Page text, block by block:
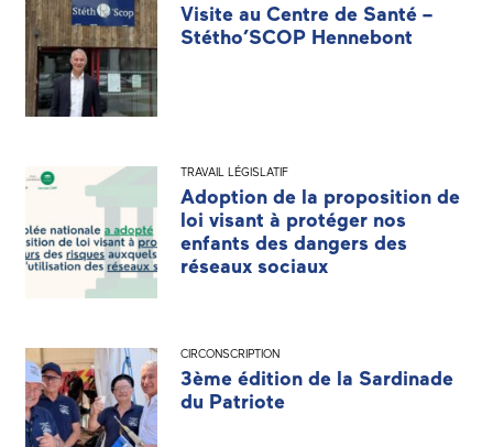
Visite au Centre de Santé –
Stétho’SCOP Hennebont
TRAVAIL LÉGISLATIF
Adoption de la proposition de
loi visant à protéger nos
enfants des dangers des
réseaux sociaux
CIRCONSCRIPTION
3ème édition de la Sardinade
du Patriote